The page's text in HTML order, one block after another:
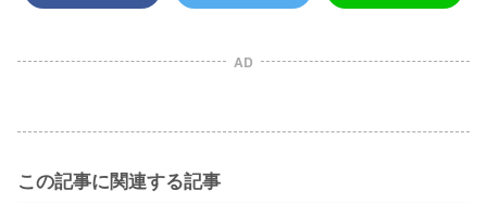
AD
この記事に関連する記事